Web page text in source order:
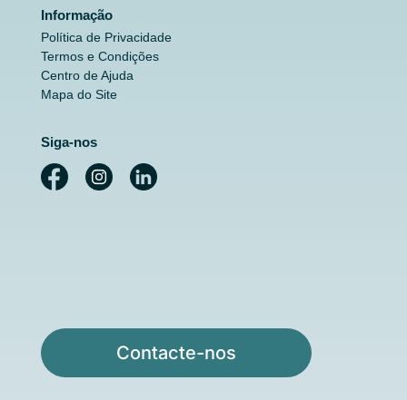
Informação
Política de Privacidade
Termos e Condições
Centro de Ajuda
Mapa do Site
Siga-nos
Contacte-nos